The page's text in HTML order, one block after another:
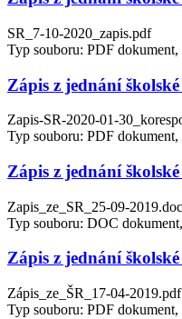
SR_7-10-2020_zapis.pdf
Typ souboru: PDF
Zápis z jednání
Zapis-SR-2020-01-
Typ souboru: PDF
Zápis z jednání
Zapis_ze_SR_25-09-2019.doc
Typ souboru: DOC
Zápis z jednání
Zápis_ze_ŠR_17-04-2019.pdf
Typ souboru: PDF